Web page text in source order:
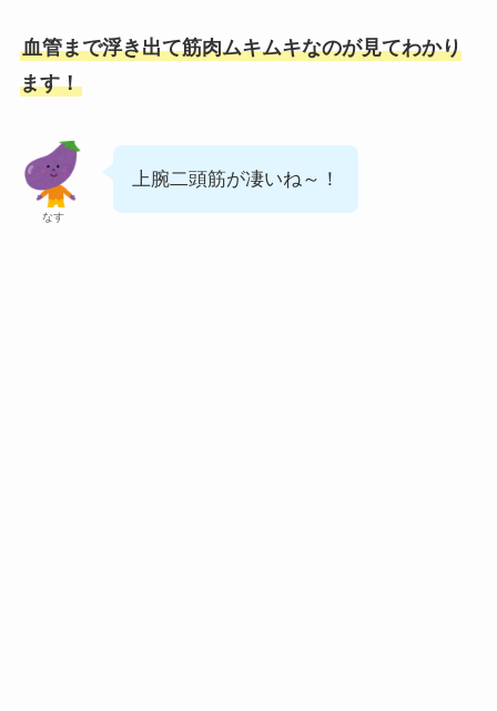
血管まで浮き出て筋肉ムキムキなのが見てわかり
ます！
なす
上腕二頭筋が凄いね～！